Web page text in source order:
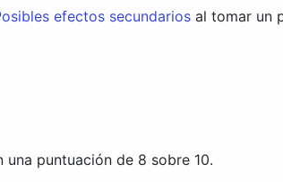
efectos secundarios al tomar un
puntuación de 8 sobre 10.